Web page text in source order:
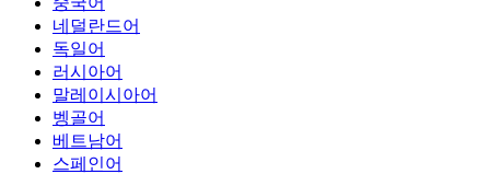
네덜란드어
독일어
러시아어
말레이시아어
벵골어
베트남어
스페인어